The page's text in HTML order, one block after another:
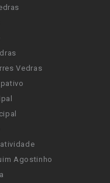
Vedras
Agostinho